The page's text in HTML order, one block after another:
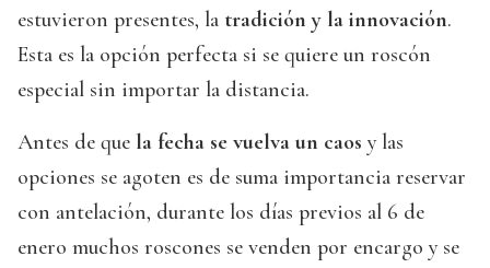
estuvieron presentes, la tradición y la innovación.
Esta es la opción perfecta si se quiere un roscón
especial sin importar la distancia.
Antes de que la fecha se vuelva un caos y las
opciones se agoten es de suma importancia reservar
con antelación, durante los días previos al 6 de
enero muchos roscones se venden por encargo y se